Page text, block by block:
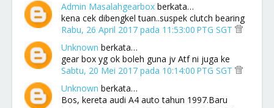
Admin Masalahgearbox berkata…
kena cek dibengkel tuan..suspek clutch bearing
Rabu, 26 April 2017 pada 11:53:00 PTG SGT
Unknown berkata…
gear box yg ok boleh guna jv Atf ni juga ke
Sabtu, 20 Mei 2017 pada 10:14:00 PTG SGT
Unknown berkata…
Bos, kereta audi A4 auto tahun 1997.Baru